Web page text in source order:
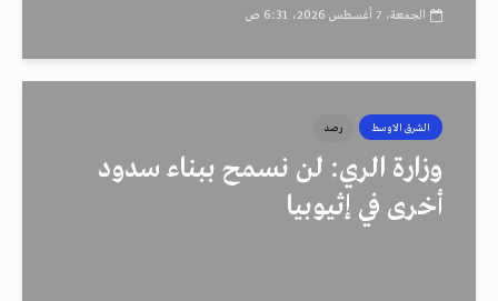
الجمعة، 7 أغسطس 2026، 6:31 ص
الشرق الاوسط رصد
وزارة الري: لن نسمح ببناء سدود
أخرى في إثيوبيا